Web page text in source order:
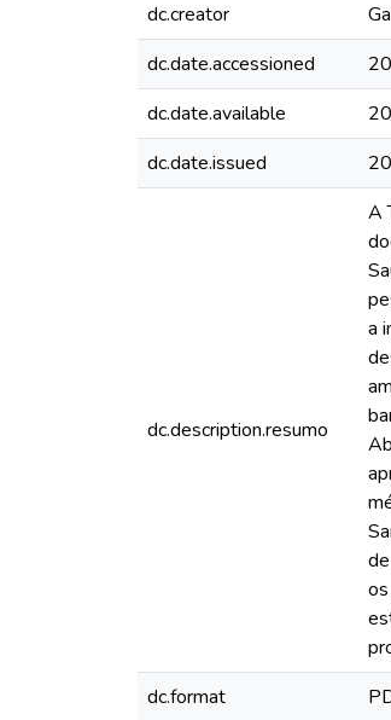
dc.creator
dc.date.accessioned
dc.date.available
dc.date.issued
dc.description.resumo
A
a
dc.format